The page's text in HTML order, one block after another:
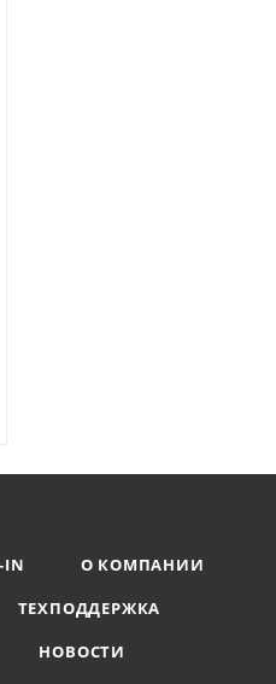
IN
О КОМПАНИИ
ТЕХПОДДЕРЖКА
НОВОСТИ